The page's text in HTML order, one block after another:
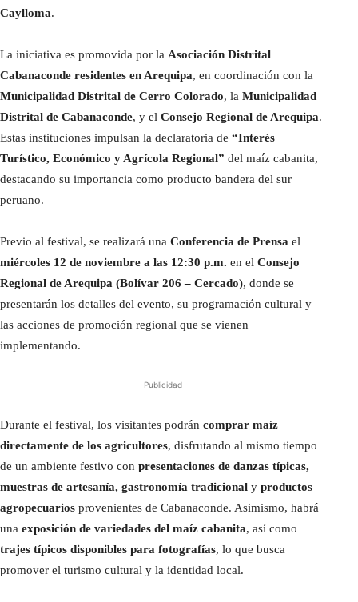
Caylloma.
La iniciativa es promovida por la Asociación Distrital
Cabanaconde residentes en Arequipa, en coordinación con la
Municipalidad Distrital de Cerro Colorado, la Municipalidad
Distrital de Cabanaconde, y el Consejo Regional de Arequipa.
Estas instituciones impulsan la declaratoria de “Interés
Turístico, Económico y Agrícola Regional” del maíz cabanita,
destacando su importancia como producto bandera del sur
peruano.
Previo al festival, se realizará una Conferencia de Prensa el
miércoles 12 de noviembre a las 12:30 p.m. en el Consejo
Regional de Arequipa (Bolívar 206 – Cercado), donde se
presentarán los detalles del evento, su programación cultural y
las acciones de promoción regional que se vienen
implementando.
Publicidad
Durante el festival, los visitantes podrán comprar maíz
directamente de los agricultores, disfrutando al mismo tiempo
de un ambiente festivo con presentaciones de danzas típicas,
muestras de artesanía, gastronomía tradicional y productos
agropecuarios provenientes de Cabanaconde. Asimismo, habrá
una exposición de variedades del maíz cabanita, así como
trajes típicos disponibles para fotografías, lo que busca
promover el turismo cultural y la identidad local.